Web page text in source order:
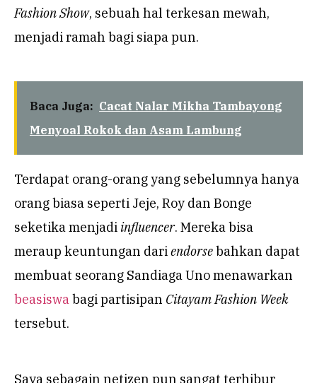
Fashion Show, sebuah hal terkesan mewah,
menjadi ramah bagi siapa pun.
Baca Juga: Cacat Nalar Mikha Tambayong
Menyoal Rokok dan Asam Lambung
Terdapat orang-orang yang sebelumnya hanya
orang biasa seperti Jeje, Roy dan Bonge
seketika menjadi influencer. Mereka bisa
meraup keuntungan dariendorsebahkan dapat
membuat seorang Sandiaga Uno menawarkan
beasiswabagi partisipan Citayam Fashion Week
tersebut.
Saya sebagain netizen pun sangat terhibur